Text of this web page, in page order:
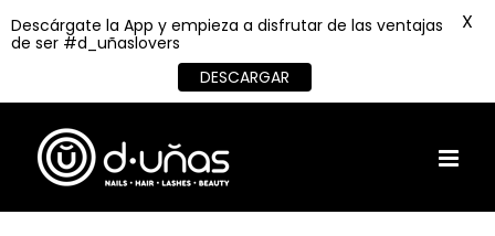
content
Descárgate la App y empieza a disfrutar de las ventajas
de ser #d_uñaslovers
DESCARGAR
X